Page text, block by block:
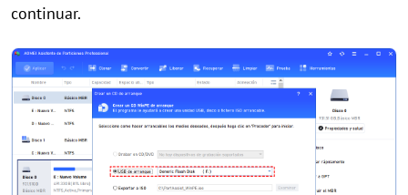
continuar.